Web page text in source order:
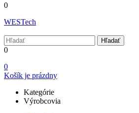
0
WESTech
Hľadať
0
0
Košík je prázdny
Kategórie
Výrobcovia